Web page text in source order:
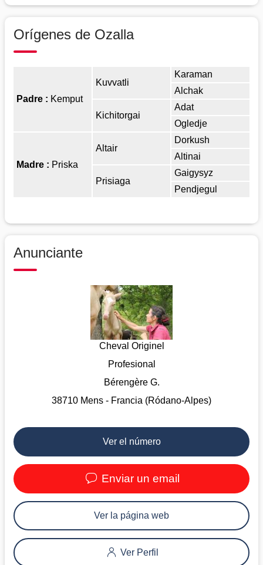
Orígenes de Ozalla
Padre : Kemput
Kuvvatli
Karaman
Alchak
Kichitorgai
Adat
Ogledje
Madre : Priska
Altair
Dorkush
Altinai
Prisiaga
Gaigysyz
Pendjegul
Anunciante
Cheval Originel
Profesional
Bérengère G.
38710 Mens - Francia (Ródano-Alpes)
Ver el número
Enviar un email
Ver la página web
Ver Perfil